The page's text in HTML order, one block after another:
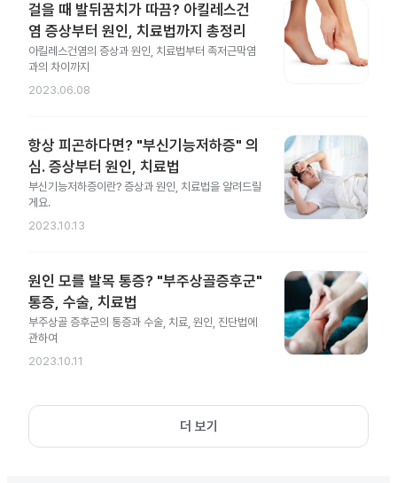
걸을 때 발뒤꿈치가 따끔? 아킬레스건
염 증상부터 원인, 치료법까지 총정리
아킬레스건염의 증상과 원인, 치료법부터 족저근막염
과의 차이까지
2023.06.08
항상 피곤하다면? "부신기능저하증" 의
심. 증상부터 원인, 치료법
부신기능저하증이란? 증상과 원인, 치료법을 알려드릴
게요.
2023.10.13
원인 모를 발목 통증? "부주상골증후군"
통증, 수술, 치료법
부주상골 증후군의 통증과 수술, 치료, 원인, 진단법에
관하여
2023.10.11
더 보기